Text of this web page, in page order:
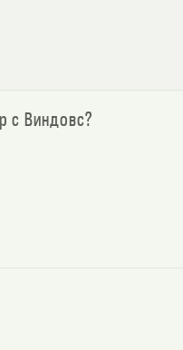
с Виндовс?